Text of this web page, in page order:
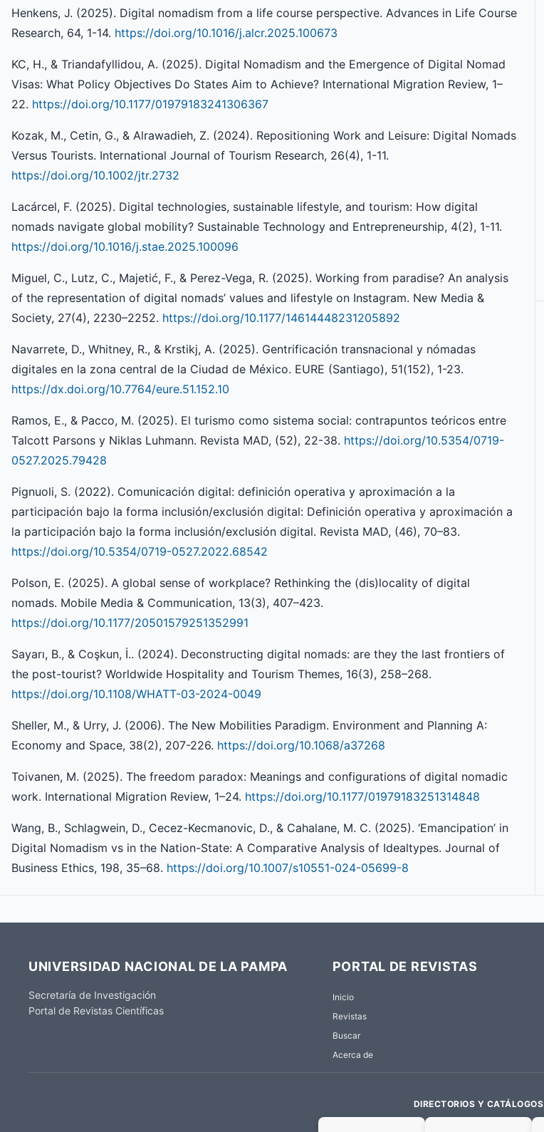
Henkens, J. (2025). Digital nomadism from a life course perspective. Advances in Life Course
Research, 64, 1-14. https://doi.org/10.1016/j.alcr.2025.100673
KC, H., & Triandafyllidou, A. (2025). Digital Nomadism and the Emergence of Digital Nomad
Visas: What Policy Objectives Do States Aim to Achieve? International Migration Review, 1–
22. https://doi.org/10.1177/01979183241306367
Kozak, M., Cetin, G., & Alrawadieh, Z. (2024). Repositioning Work and Leisure: Digital Nomads
Versus Tourists. International Journal of Tourism Research, 26(4), 1-11.
https://doi.org/10.1002/jtr.2732
Lacárcel, F. (2025). Digital technologies, sustainable lifestyle, and tourism: How digital
nomads navigate global mobility? Sustainable Technology and Entrepreneurship, 4(2), 1-11.
https://doi.org/10.1016/j.stae.2025.100096
Miguel, C., Lutz, C., Majetić, F., & Perez-Vega, R. (2025). Working from paradise? An analysis
of the representation of digital nomads’ values and lifestyle on Instagram. New Media &
Society, 27(4), 2230–2252. https://doi.org/10.1177/14614448231205892
Navarrete, D., Whitney, R., & Krstikj, A. (2025). Gentrificación transnacional y nómadas
digitales en la zona central de la Ciudad de México. EURE (Santiago), 51(152), 1-23.
https://dx.doi.org/10.7764/eure.51.152.10
Ramos, E., & Pacco, M. (2025). El turismo como sistema social: contrapuntos teóricos entre
Talcott Parsons y Niklas Luhmann. Revista MAD, (52), 22-38. https://doi.org/10.5354/0719-
0527.2025.79428
Pignuoli, S. (2022). Comunicación digital: definición operativa y aproximación a la
participación bajo la forma inclusión/exclusión digital: Definición operativa y aproximación a
la participación bajo la forma inclusión/exclusión digital. Revista MAD, (46), 70–83.
https://doi.org/10.5354/0719-0527.2022.68542
Polson, E. (2025). A global sense of workplace? Rethinking the (dis)locality of digital
nomads. Mobile Media & Communication, 13(3), 407–423.
https://doi.org/10.1177/20501579251352991
Sayarı, B., & Coşkun, İ.. (2024). Deconstructing digital nomads: are they the last frontiers of
the post-tourist? Worldwide Hospitality and Tourism Themes, 16(3), 258–268.
https://doi.org/10.1108/WHATT-03-2024-0049
Sheller, M., & Urry, J. (2006). The New Mobilities Paradigm. Environment and Planning A:
Economy and Space, 38(2), 207-226. https://doi.org/10.1068/a37268
Toivanen, M. (2025). The freedom paradox: Meanings and configurations of digital nomadic
work. International Migration Review, 1–24. https://doi.org/10.1177/01979183251314848
Wang, B., Schlagwein, D., Cecez-Kecmanovic, D., & Cahalane, M. C. (2025). ‘Emancipation’ in
Digital Nomadism vs in the Nation-State: A Comparative Analysis of Idealtypes. Journal of
Business Ethics, 198, 35–68. https://doi.org/10.1007/s10551-024-05699-8
UNIVERSIDAD NACIONAL DE LA PAMPA
Secretaría de Investigación
Portal de Revistas Científicas
PORTAL DE REVISTAS
Inicio
Revistas
Buscar
Acerca de
DIRECTORIOS Y CATÁLOGOS